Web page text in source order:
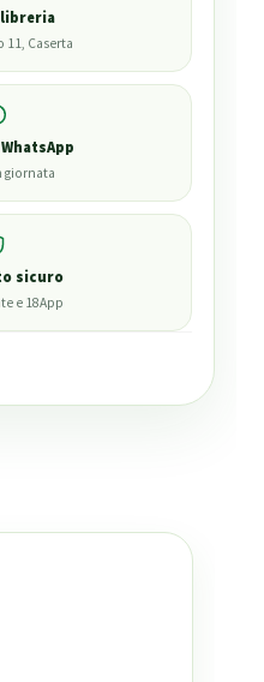
11, Caserta
giornata
sicuro
e 18App